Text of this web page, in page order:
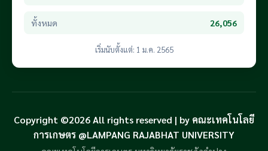
ทั้งหมด 26,056
เริ่มนับตั้งแต่: 1 ม.ค. 2565
Copyright ©2026 All rights reserved | by คณะเทคโนโลยี
การเกษตร @LAMPANG RAJABHAT UNIVERSITY